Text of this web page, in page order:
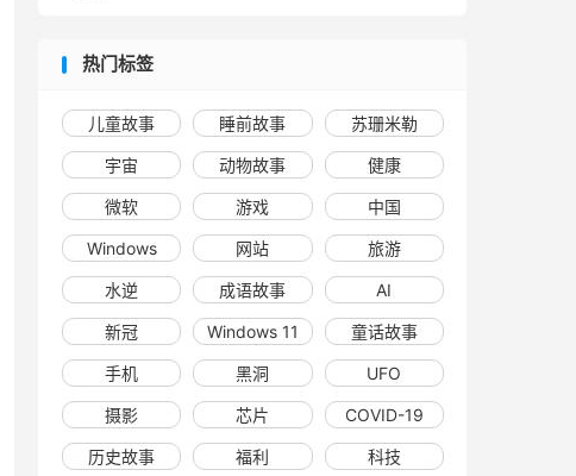
热门标签
儿童故事 睡前故事 苏珊米勒
宇宙 动物故事 健康
微软 游戏 中国
Windows 网站 旅游
水逆 成语故事 AI
新冠 Windows 11 童话故事
手机 黑洞 UFO
摄影 芯片 COVID-19
历史故事 福利 科技